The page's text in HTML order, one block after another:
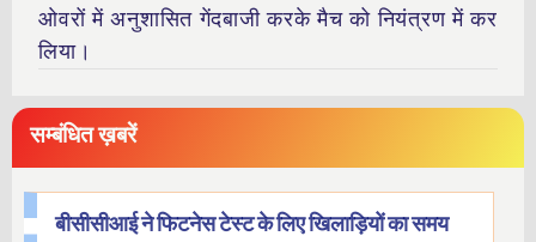
ओवरों में अनुशासित गेंदबाजी करके मैच को नियंत्रण में कर
लिया।
सम्बंधित ख़बरें
बीसीसीआई ने फिटनेस टेस्ट के लिए खिलाड़ियों का समय